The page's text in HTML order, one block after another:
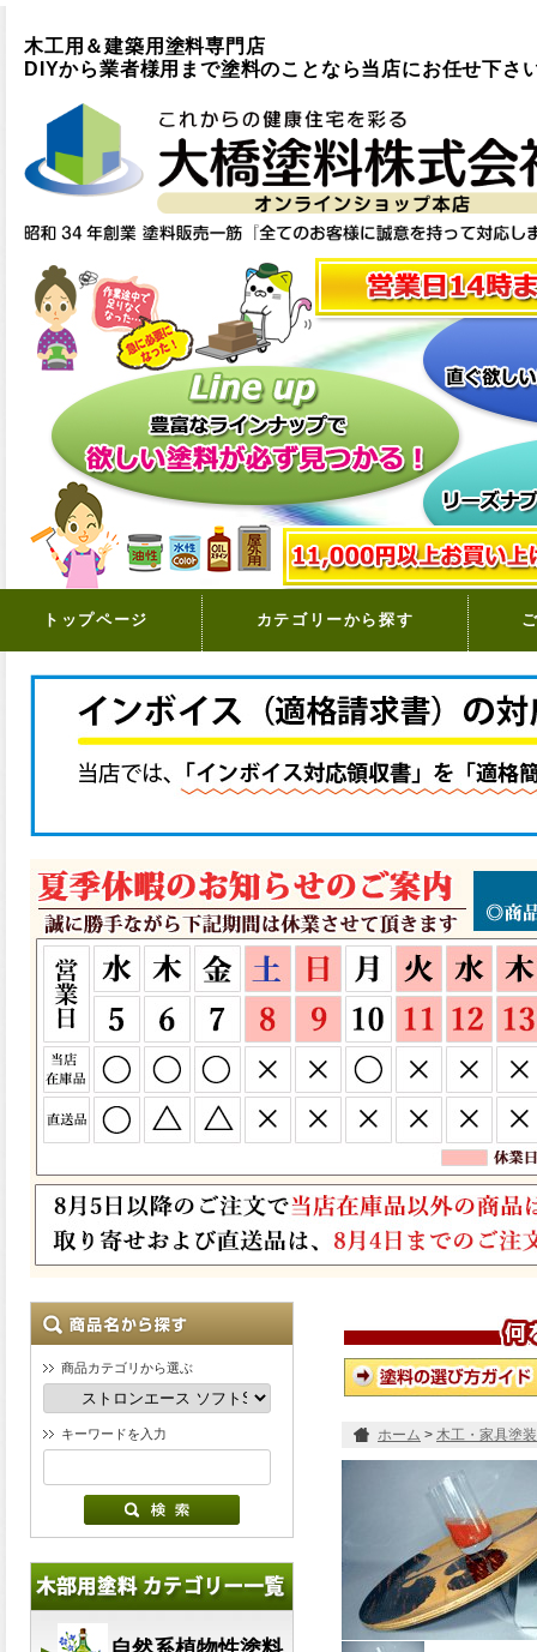
木工用＆建築用塗料専門店
DIYから業者様用まで塗料のことなら当店にお任せ下さ
トップページ カテゴリーから探す
商品カテゴリから選ぶ
キーワードを入力 ホーム > 木工・家具塗
ロンエース ソフトSS